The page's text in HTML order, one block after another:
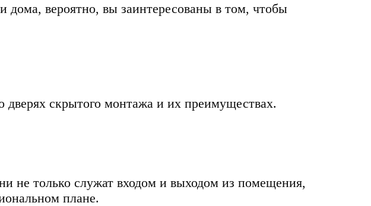
вероятно, вы заинтересованы в том, чтобы
дверях скрытого монтажа и их преимуществах.
не только служат входом и выходом из помещения,
плане.